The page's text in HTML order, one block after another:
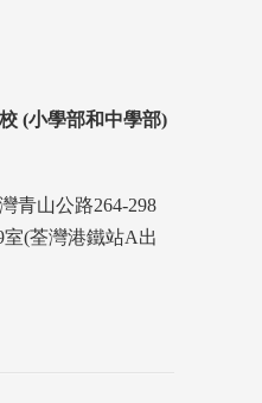
(小學部和中學部)
青山公路264-298
室(荃灣港鐵站A出